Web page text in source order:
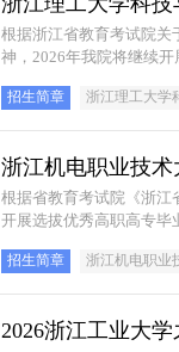
根据浙江省教育考试院关
神，2026年我院将继续开
招生简章 浙江理工大学
浙江机电职业技术
根据省教育考试院《浙江
开展选拔优秀高职高专毕
招生简章 浙江机电职业
2026浙江工业大